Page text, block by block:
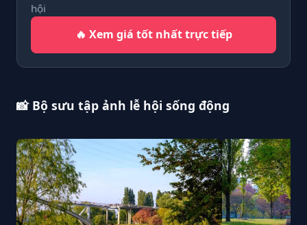
hội
🔥 Xem giá tốt nhất trực tiếp
📸 Bộ sưu tập ảnh lễ hội sống động